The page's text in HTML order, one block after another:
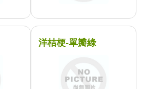
洋桔梗-單瓣綠